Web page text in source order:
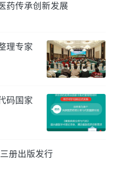
药传承创新发展
理专家
码国家
册出版发行